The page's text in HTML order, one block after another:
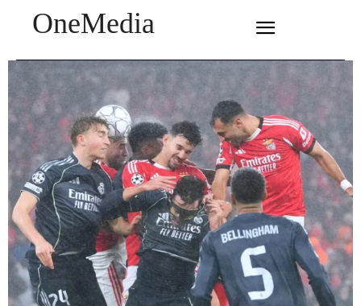
OneMedia